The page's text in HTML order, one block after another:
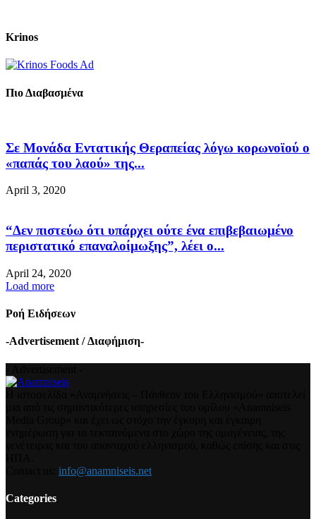
Krinos
Πιο Διαβασμένα
Σε Μονάδα Εντατικής Θεραπείας λόγω κορωνοϊού ο
«παπάς του λαού» της...
April 3, 2020
“Δεν πιστεύω ότι υπάρχει ούτε ένα επιβεβαιωμένο
περιστατικό επαναλοίμωξης”, λέει ο...
April 24, 2020
Load more
Ροή Ειδήσεων
-Advertisement / Διαφήμιση-
info@anamniseis.net
Categories